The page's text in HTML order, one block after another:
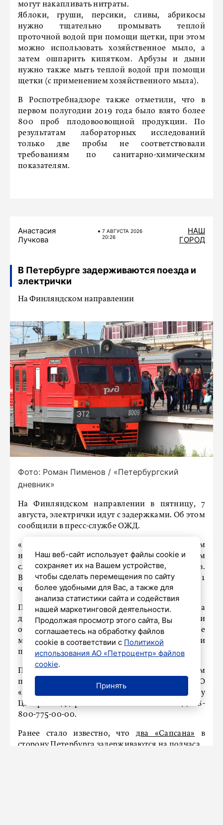
могут накапливать нитраты.
Яблоки, груши, персики, сливы, абрикосы
нужно тщательно промывать теплой
проточной водой при помощи щетки, при этом
можно использовать хозяйственное мыло, а
затем ошпарить кипятком. Арбузы и дыни
нужно также мыть теплой водой при помощи
щетки (с применением хозяйственного мыла).
В Роспотребнадзоре также отметили, что в
первом полугодии 2019 года было взято более
800 проб плодовоовощной продукции. По
результатам лабораторных исследований
только две пробы не соответствовали
требованиям по санитарно-химическим
показателям.
Анастасия
Лучкова
7 АВГУСТА 2026
20:26
НАШ
ГОРОД
В Петербурге задерживаются поезда и
электрички
На Финляндском направлении
Фото: Роман Пименов / «Петербургский
дневник»
На Финляндском направлении в пятницу, 7
августа, электрички идут с задержками. Об этом
сообщили в пресс-службе ОЖД.
«В настоящее время на Финляндском
направлении ОЖД по техническим причинам
следуют с задержкой ряд пригородных поездов.
Время задержки составляет от 15 минут до 1
часа 10 минут», – сказано в сообщении.
Пассажирам принесли извинения за
доставленные неудобства. В компании
отметили, что принимают все необходимые
меры для сокращения времени задержки
поездов.
Получить информацию можно в мобильном
приложении «РЖД Пассажирам», на сайте ОАО
«РЖД», а также по круглосуточному телефону
Центра поддержки клиентов ОАО «РЖД» 8-
800-775-00-00.
Ранее стало известно, что два «Сапсана» в
сторону Петербурга задерживаются на полчаса.
Наш веб-сайт использует файлы cookie и
сохраняет их на Вашем устройстве,
чтобы сделать перемещения по сайту
более удобными для Вас, а также для
анализа статистики сайта и содействия
нашей маркетинговой деятельности.
Продолжая просмотр этого сайта, Вы
соглашаетесь на обработку файлов
cookie в соответствии с Политикой
использования АО «Петроцентр» файлов
cookie.
Принять